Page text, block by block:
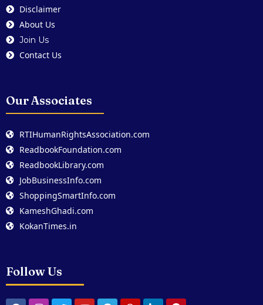
Disclaimer
About Us
Join Us
Contact Us
Our Associates
RTIHumanRightsAssociation.com
ReadbookFoundation.com
ReadbookLibrary.com
JobBusinessInfo.com
ShoppingSmartInfo.com
KameshGhadi.com
KokanTimes.in
Follow Us